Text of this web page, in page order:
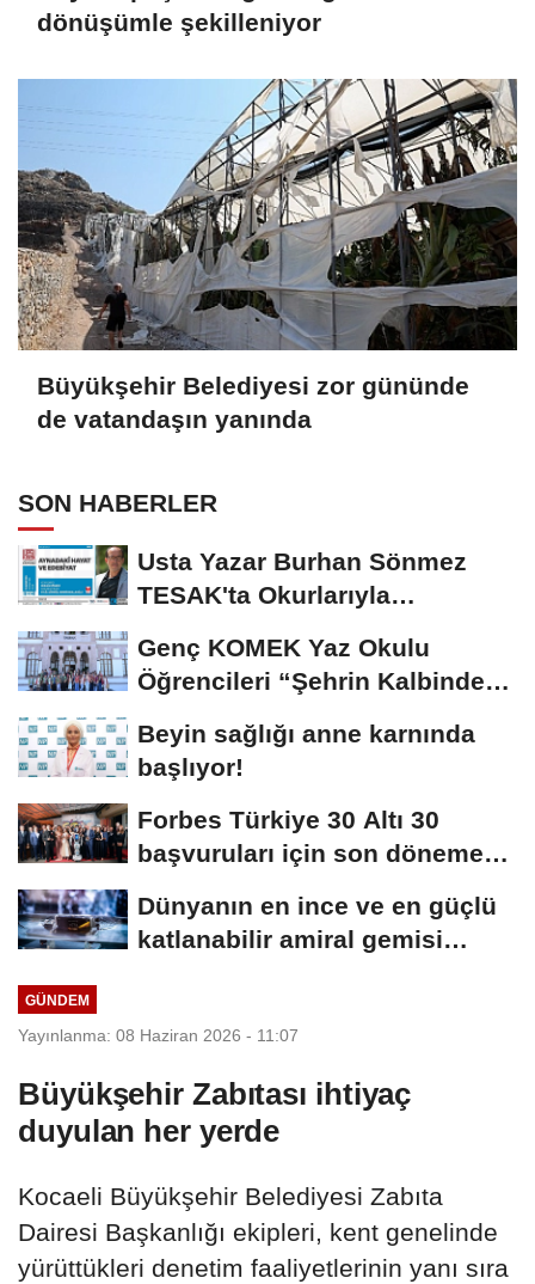
dönüşümle şekilleniyor
Büyükşehir Belediyesi zor gününde
de vatandaşın yanında
SON HABERLER
Usta Yazar Burhan Sönmez
TESAK'ta Okurlarıyla
Genç KOMEK Yaz Okulu
Öğrencileri “Şehrin Kalbinde
Beyin sağlığı anne karnında
başlıyor!
Forbes Türkiye 30 Altı 30
başvuruları için son dönemece
Dünyanın en ince ve en güçlü
katlanabilir amiral gemisi
GÜNDEM
Yayınlanma: 08 Haziran 2026 - 11:07
Büyükşehir Zabıtası ihtiyaç
duyulan her yerde
Kocaeli Büyükşehir Belediyesi Zabıta
Dairesi Başkanlığı ekipleri, kent genelinde
yürüttükleri denetim faaliyetlerinin yanı sıra